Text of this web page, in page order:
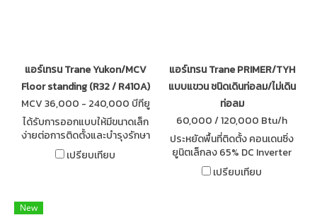
แอร์เทรน Trane Yukon/MCV
Floor standing (R32 / R410A)
MCV 36,000 - 240,000 บีทียู
ได้รับการออกแบบให้มีขนาดเล็ก
ง่ายต่อการติดตั้งและบำรุงรักษา
ควบคุมอุณหภูมิด้วย ดิจิทัล เทอร์
โมสแตท ที่แสดงอุณหภูมิอย่าง
เปรียบเทียบ
แอร์เทรน Trane PRIMER/TYH
แบบแขวน ชนิดเดินท่อลม/ไม่เดิน
ท่อลม
60,000 / 120,000 Btu/h
ประหยัดพื้นที่ติดตั้ง คอนเดนซิ่ง
ยูนิตเล็กลง 65% DC Inverter
Compressor ประหยัดพลังงาน
กว่ารุ่น Fixed Speed ถึง 49% มี
เปรียบเทียบ
New